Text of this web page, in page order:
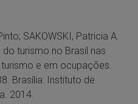
SAKOWSKI, Patricia A.
turismo no Brasil nas
e em ocupações.
Brasília: Instituto de
2014.